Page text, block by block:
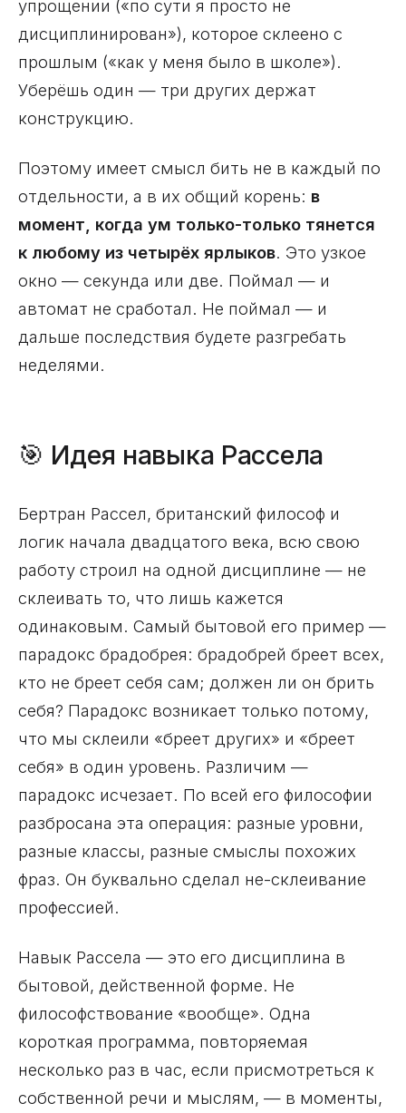
упрощении («по сути я просто не
дисциплинирован»), которое склеено с
прошлым («как у меня было в школе»).
Уберёшь один — три других держат
конструкцию.
Поэтому имеет смысл бить не в каждый по
отдельности, а в их общий корень: в
момент, когда ум только-только тянется
к любому из четырёх ярлыков. Это узкое
окно — секунда или две. Поймал — и
автомат не сработал. Не поймал — и
дальше последствия будете разгребать
неделями.
🎯 Идея навыка Рассела
Бертран Рассел, британский философ и
логик начала двадцатого века, всю свою
работу строил на одной дисциплине — не
склеивать то, что лишь кажется
одинаковым. Самый бытовой его пример —
парадокс брадобрея: брадобрей бреет всех,
кто не бреет себя сам; должен ли он брить
себя? Парадокс возникает только потому,
что мы склеили «бреет других» и «бреет
себя» в один уровень. Различим —
парадокс исчезает. По всей его философии
разбросана эта операция: разные уровни,
разные классы, разные смыслы похожих
фраз. Он буквально сделал не-склеивание
профессией.
Навык Рассела — это его дисциплина в
бытовой, действенной форме. Не
философствование «вообще». Одна
короткая программа, повторяемая
несколько раз в час, если присмотреться к
собственной речи и мыслям, — в моменты,